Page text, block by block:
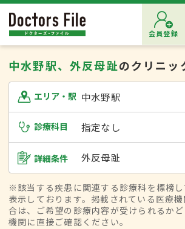
会員登録
中水野駅、外反母趾のクリニッ
エリア・駅 中水野駅
診療科目 指定なし
詳細条件 外反母趾
※該当する疾患に関連する診療科を標榜
表示しております。掲載されている医療
合は、ご希望の診療内容が受けられるか
機関に直接ご確認ください。